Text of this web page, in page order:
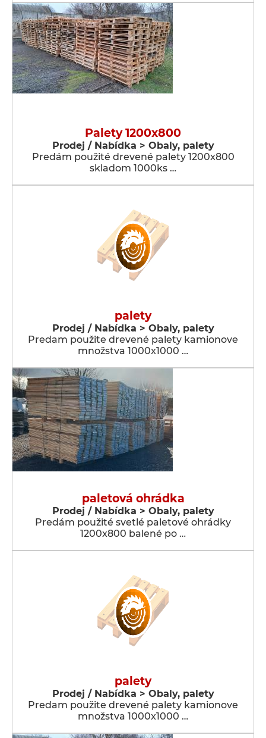
Palety 1200x800
Prodej / Nabídka > Obaly, palety
Predám použité drevené palety 1200x800
skladom 1000ks …
palety
Prodej / Nabídka > Obaly, palety
Predam použite drevené palety kamionove
množstva 1000x1000 …
paletová ohrádka
Prodej / Nabídka > Obaly, palety
Predám použité svetlé paletové ohrádky
1200x800 balené po …
palety
Prodej / Nabídka > Obaly, palety
Predam použite drevené palety kamionove
množstva 1000x1000 …